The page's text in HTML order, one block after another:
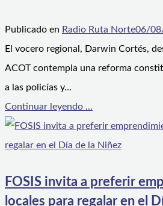
Publicado en Radio Ruta Norte06/
El vocero regional, Darwin Cortés,
ACOT contempla una reforma
a las policías y…
Continuar leyendo ...
FOSIS invita a preferir
locales para regalar en el